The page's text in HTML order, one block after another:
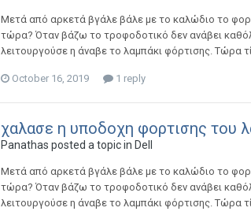
Μετά από αρκετά βγάλε βάλε με το καλώδιο το
τώρα? Όταν βάζω το τροφοδοτικό δεν ανάβει
λειτουργούσε η άναβε το λαμπάκι φόρτισης. Τώρα
October 16, 2019 1 reply
χαλασε η υποδοχη φορτισης του
Panathas posted a topic in Dell
Μετά από αρκετά βγάλε βάλε με το καλώδιο το
τώρα? Όταν βάζω το τροφοδοτικό δεν ανάβει
λειτουργούσε η άναβε το λαμπάκι φόρτισης. Τώρα